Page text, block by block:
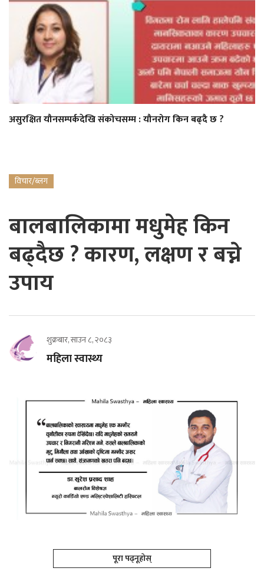
असुरक्षित यौनसम्पर्कदेखि संकोचसम्म : यौनरोग किन बढ्दै छ ?
विचार/ब्लग
बालबालिकामा मधुमेह किन
बढ्दैछ ? कारण, लक्षण र बच्ने
उपाय
शुक्रबार, साउन ८, २०८३
महिला स्वास्थ्य
पूरा पढ्नूहोस्